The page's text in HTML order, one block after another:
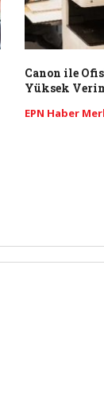
Canon ile
Yüksek
EPN Haber